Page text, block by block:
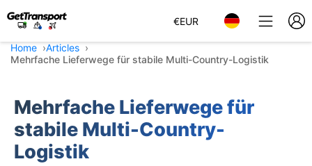
€EUR
Home
Articles
Mehrfache Lieferwege für stabile Multi-Country-Logistik
Mehrfache Lieferwege für
stabile Multi-Country-
Logistik